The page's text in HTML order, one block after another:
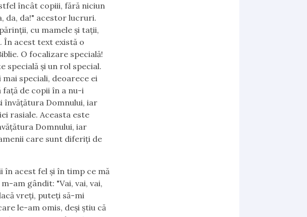
încât copiii, fără niciun
da, da!" acestor lucruri.
cu mamele și tații,
acest text există o
O focalizare specială!
specială și un rol special.
speciali, deoarece ei
față de copii în a nu-i
învățătura Domnului, iar
rasiale. Aceasta este
Domnului, iar
care sunt diferiți de
în acest fel și în timp ce mă
am gândit: "Vai, vai, vai,
vreți, puteți să-mi
le-am omis, deși știu că